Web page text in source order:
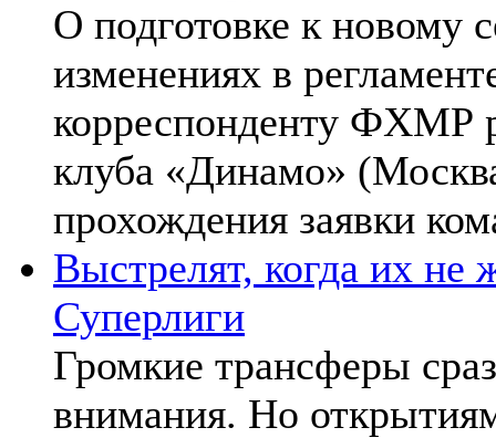
О подготовке к новому
изменениях в
корреспонденту ФХМР
клуба «Динамо»
прохождения заявки
Выстрелят, когда их
Суперлиги
Громкие трансферы
внимания. Но